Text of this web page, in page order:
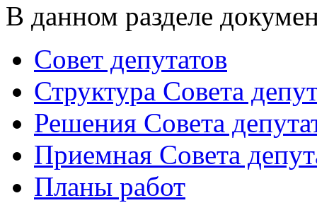
В данном разделе
Совет депутатов
Структура Совета
Решения Совета
Приемная Совета
Планы работ